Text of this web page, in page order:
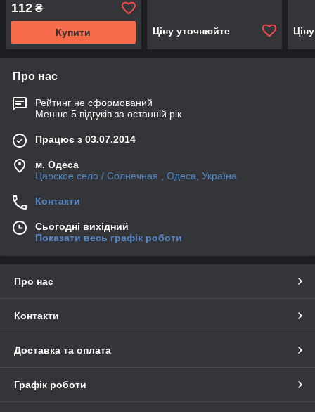
112 ₴
Купити Ціну уточнюйте
Про нас
Рейтинг не сформований
Менше 5 відгуків за останній рік
Працює з 03.07.2014
м. Одеса
Царское село / Солнечная , Одеса, Україна
Контакти
Сьогодні вихідний
Показати весь графік роботи
Про нас
Контакти
Доставка та оплата
Графік роботи